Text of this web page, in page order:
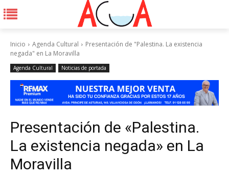
Inicio Agenda Cultural
Presentación de "Palestina. La existencia
negada" en La Moravilla
Agenda Cultural Noticias de portada
Presentación de «Palestina.
La existencia negada» en La
Moravilla